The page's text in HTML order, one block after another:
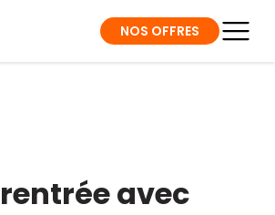
NOS OFFRES
avec